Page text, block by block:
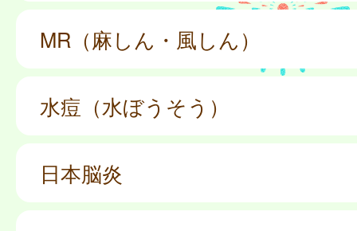
MR（麻しん・風しん）
水痘（水ぼうそう）
日本脳炎